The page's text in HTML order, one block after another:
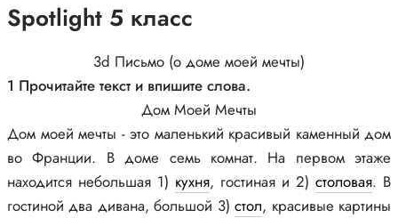
Spotlight 5 класс
3d Письмо (о доме моей мечты)
1 Прочитайте текст и впишите слова.
Дом Моей Мечты
Дом моей мечты - это маленький красивый каменный дом
во Франции. В доме семь комнат. На первом этаже
находится небольшая 1) кухня, гостиная и 2) столовая. В
гостиной два дивана, большой 3)стол, красивые картины